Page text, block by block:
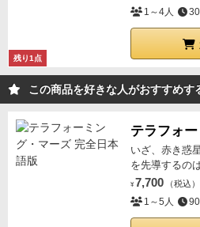
残り1点
1～4人
この商品を好きな人がおすすめす
テラフォ
いざ、赤き惑
を先導するの
¥ 7,700 （税込）
1～5人